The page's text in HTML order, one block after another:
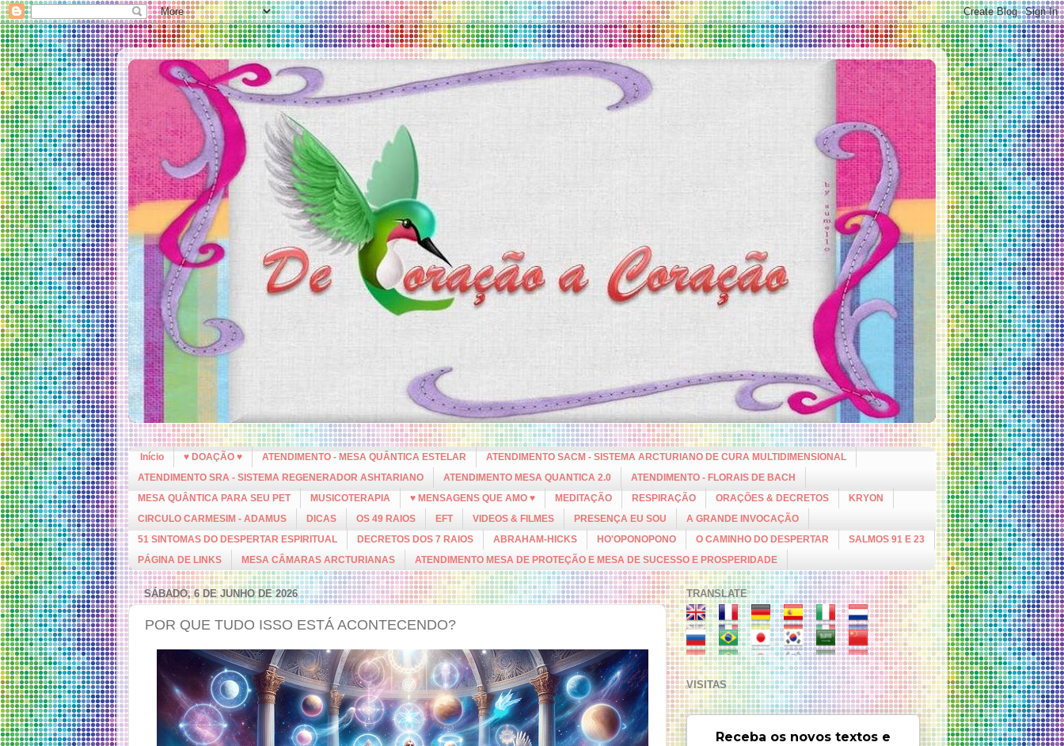
Início ♥ DOAÇÃO ♥ ATENDIMENTO - MESA QUÂNTICA ESTELAR
ATENDIMENTO SACM - SISTEMA ARCTURIANO DE CURA MULTIDIMENSIONAL
ATENDIMENTO SRA - SISTEMA REGENERADOR ASHTARIANO
ATENDIMENTO MESA QUANTICA 2.0
ATENDIMENTO - FLORAIS DE BACH
MESA QUÂNTICA PARA SEU PET
MUSICOTERAPIA ♥ MENSAGENS QUE AMO ♥ MEDITAÇÃO RESPIRAÇÃO ORAÇÕES & DECRETOS
KRYON
CIRCULO CARMESIM - ADAMUS
DICAS OS 49 RAIOS EFT VIDEOS & FILMES PRESENÇA EU SOU
A GRANDE INVOCAÇÃO
51 SINTOMAS DO DESPERTAR ESPIRITUAL
DECRETOS DOS 7 RAIOS ABRAHAM-HICKS HO'OPONOPONO O CAMINHO DO DESPERTAR
SALMOS 91 E 23
PÁGINA DE LINKS
MESA CÂMARAS ARCTURIANAS ATENDIMENTO MESA DE PROTEÇÃO E MESA DE SUCESSO E PROSPERIDADE
SÁBADO, 6 DE JUNHO DE 2026
POR QUE TUDO ISSO ESTÁ ACONTECENDO?
TRANSLATE
VISITAS
Receba os novos textos e